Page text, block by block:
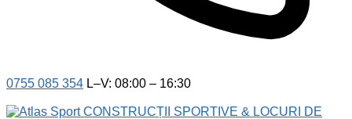
0755 085 354 L–V: 08:00 – 16:30
CONSTRUCȚII SPORTIVE & LOCURI DE